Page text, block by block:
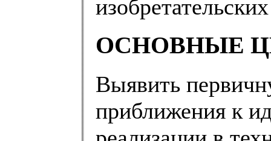
ОСНОВНЫЕ
Выявить
приближения к